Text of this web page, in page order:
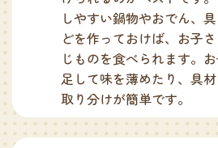
しやすい鍋物やおでん、
どを作っておけば、お子
じものを食べられます。
足して味を薄めたり、具
取り分けが簡単です。